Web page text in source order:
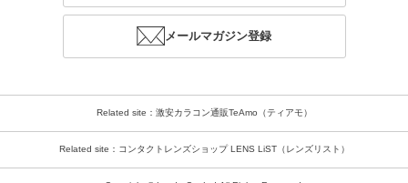
メールマガジン登録
Related site：激安カラコン通販TeAmo（ティアモ）
Related site：コンタクトレンズショップ LENS LiST（レンズリスト）